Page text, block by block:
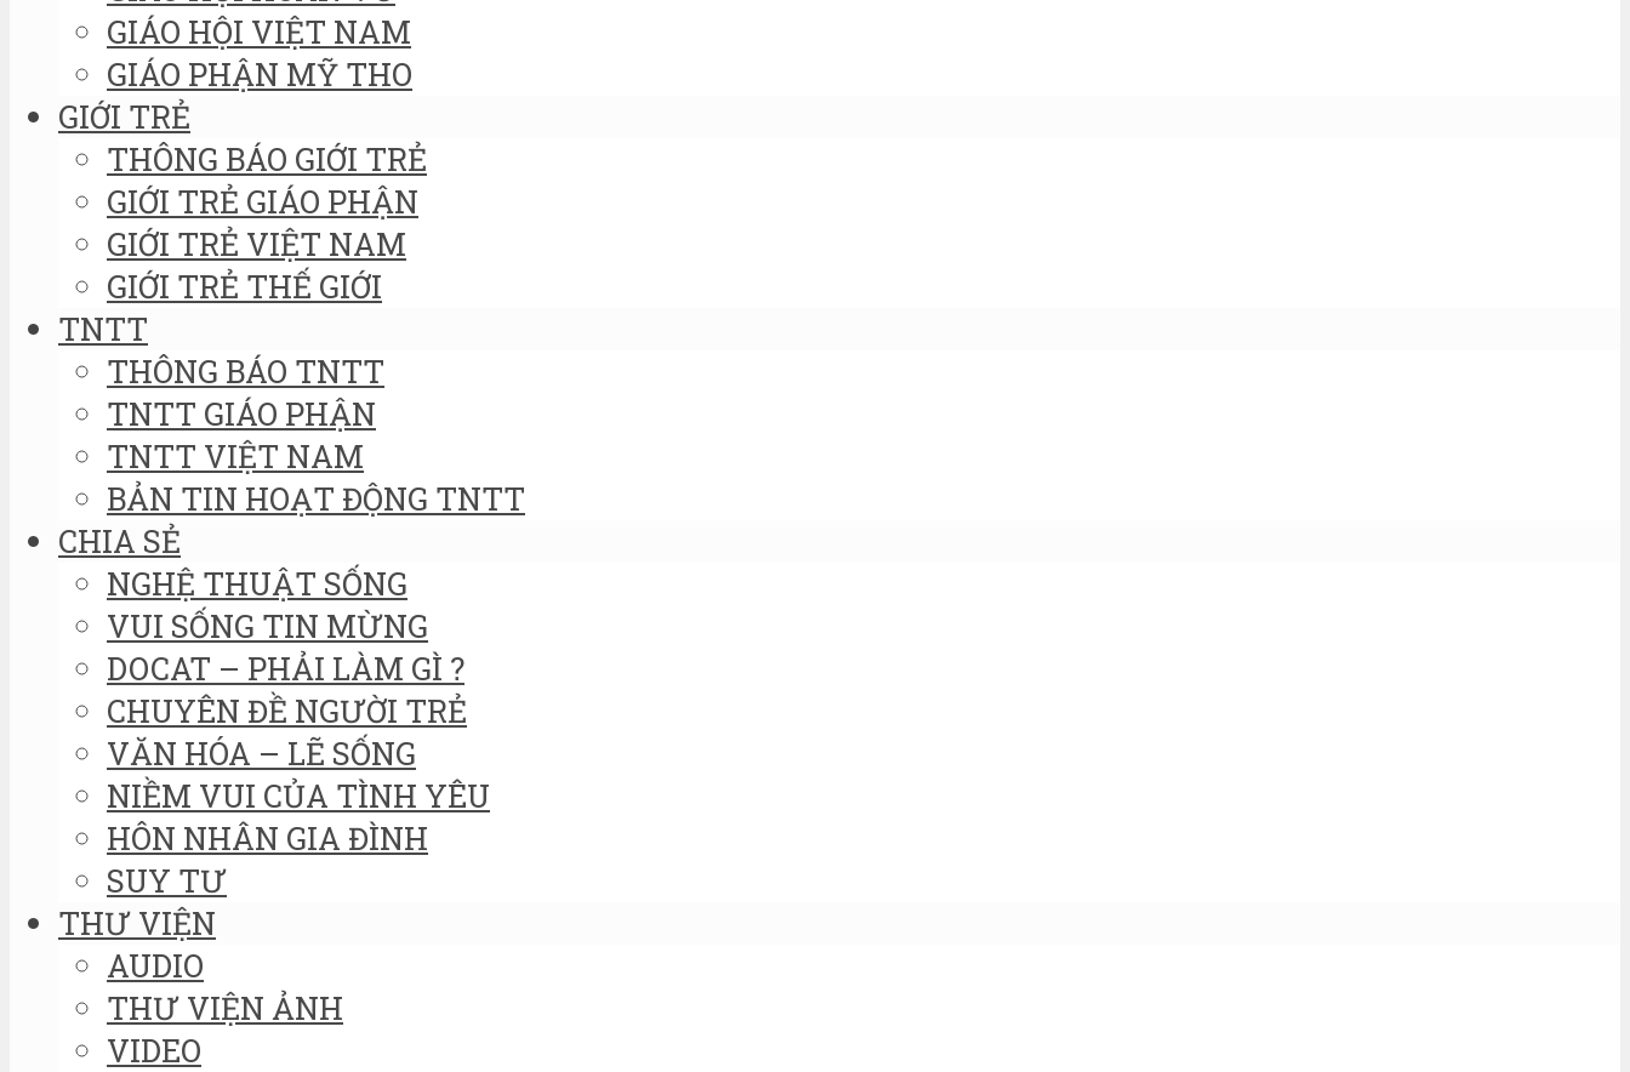
GIÁO HỘI VIỆT NAM
GIÁO PHẬN MỸ THO
GIỚI TRẺ
THÔNG BÁO GIỚI TRẺ
GIỚI TRẺ GIÁO PHẬN
GIỚI TRẺ VIỆT NAM
GIỚI TRẺ THẾ GIỚI
TNTT
THÔNG BÁO TNTT
TNTT GIÁO PHẬN
TNTT VIỆT NAM
BẢN TIN HOẠT ĐỘNG TNTT
CHIA SẺ
NGHỆ THUẬT SỐNG
VUI SỐNG TIN MỪNG
DOCAT – PHẢI LÀM GÌ ?
CHUYÊN ĐỀ NGƯỜI TRẺ
VĂN HÓA – LẼ SỐNG
NIỀM VUI CỦA TÌNH YÊU
HÔN NHÂN GIA ĐÌNH
SUY TƯ
THƯ VIỆN
AUDIO
THƯ VIỆN ẢNH
VIDEO